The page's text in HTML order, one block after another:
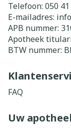
Telefoon: 050
E-mailadres:
APB nummer:
Apotheek
BTW nummer:
FAQ
Uw